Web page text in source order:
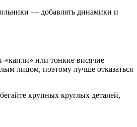
— добавлять динамики и
«капли» или тонкие висячие
лицом, поэтому лучше отказаться
крупных круглых деталей,